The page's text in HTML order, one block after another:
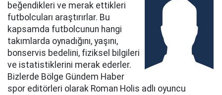
beğendikleri ve merak ettikleri
futbolcuları araştırırlar. Bu
kapsamda futbolcunun hangi
takımlarda oynadığını, yaşını,
bonservis bedelini, fiziksel bilgileri
ve istatistiklerini merak ederler.
Bizlerde Bölge Gündem Haber
spor editörleri olarak Roman Holis adlı oyuncu